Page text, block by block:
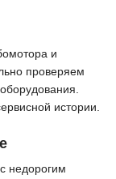
и
проверяем
истории.
недорогим